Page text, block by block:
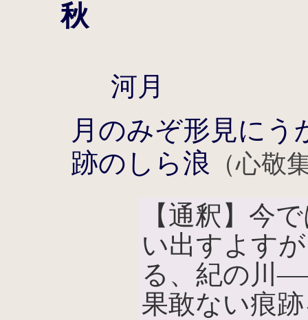
秋
河月
月のみぞ形見にう
跡のしら浪 （心敬
【通釈】今
い出すよす
る、紀の川
果敢ない痕